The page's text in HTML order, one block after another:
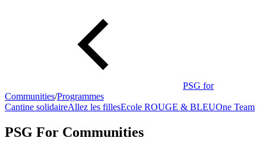
PSG for
Communities/Programmes
Cantine solidaireAllez les fillesEcole ROUGE & BLEUOne Team
PSG For Communities